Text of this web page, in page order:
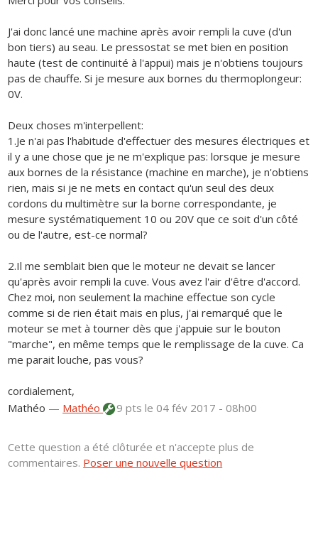
J'ai donc lancé une machine après avoir rempli la cuve (d'un
bon tiers) au seau. Le pressostat se met bien en position
haute (test de continuité à l'appui) mais je n'obtiens toujours
pas de chauffe. Si je mesure aux bornes du thermoplongeur:
0V.
Deux choses m'interpellent:
1.Je n'ai pas l'habitude d'effectuer des mesures électriques et
il y a une chose que je ne m'explique pas: lorsque je mesure
aux bornes de la résistance (machine en marche), je n'obtiens
rien, mais si je ne mets en contact qu'un seul des deux
cordons du multimètre sur la borne correspondante, je
mesure systématiquement 10 ou 20V que ce soit d'un côté
ou de l'autre, est-ce normal?
2.Il me semblait bien que le moteur ne devait se lancer
qu'après avoir rempli la cuve. Vous avez l'air d'être d'accord.
Chez moi, non seulement la machine effectue son cycle
comme si de rien était mais en plus, j'ai remarqué que le
moteur se met à tourner dès que j'appuie sur le bouton
"marche", en même temps que le remplissage de la cuve. Ca
me parait louche, pas vous?
cordialement,
Mathéo — Mathéo 9 ptsle 04 fév 2017 - 08h00
Cette question a été clôturée et n'accepte plus de
commentaires. Poser une nouvelle question